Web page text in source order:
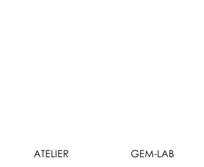
ATELIER GEM-LAB